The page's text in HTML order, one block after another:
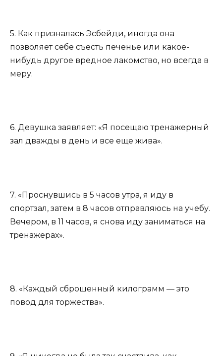
5. Как призналась Эсбейди, иногда она
позволяет себе съесть печенье или какое-
нибудь другое вредное лакомство, но всегда в
меру.
6. Девушка заявляет: «Я посещаю тренажерный
зал дважды в день и все еще жива».
7. «Проснувшись в 5 часов утра, я иду в
спортзал, затем в 8 часов отправляюсь на учебу.
Вечером, в 11 часов, я снова иду заниматься на
тренажерах».
8. «Каждый сброшенный килограмм — это
повод для торжества».